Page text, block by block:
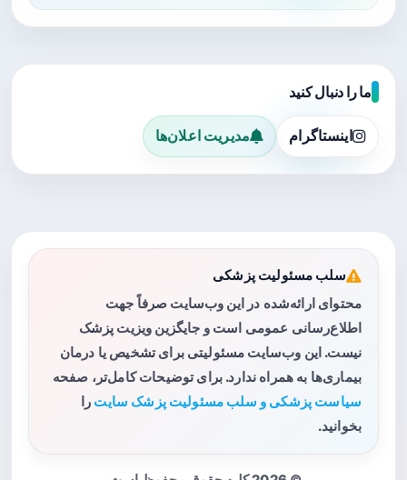
ما را دنبال کنید
اینستاگرام مدیریت اعلان‌ها
سلب مسئولیت پزشکی
محتوای ارائه‌شده در این وب‌سایت صرفاً جهت
اطلاع‌رسانی عمومی است و جایگزین ویزیت پزشک
نیست. این وب‌سایت مسئولیتی برای تشخیص یا درمان
بیماری‌ها به همراه ندارد. برای توضیحات کامل‌تر، صفحه
سیاست پزشکی و سلب مسئولیت پزشک سایت را
بخوانید.